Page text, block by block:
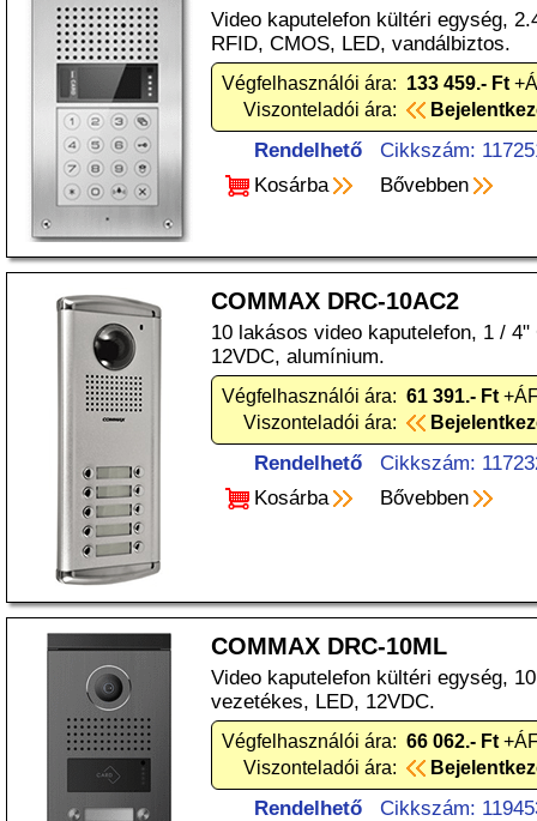
Video kaputelefon kültéri egység,
RFID, CMOS, LED, vandálbiztos.
Végfelhasználói ára: 133 459.- Ft
Viszonteladói ára:
Rendelhető
Cikkszám:
Kosárba
Bővebben
COMMAX DRC-10AC2
10 lakásos video kaputelefon, 1 /
12VDC, alumínium.
Végfelhasználói ára: 61 391.- Ft
Viszonteladói ára:
Rendelhető
Cikkszám:
Kosárba
Bővebben
COMMAX DRC-10ML
Video kaputelefon kültéri egység,
vezetékes, LED, 12VDC.
Végfelhasználói ára: 66 062.- Ft
Viszonteladói ára:
Rendelhető
Cikkszám: